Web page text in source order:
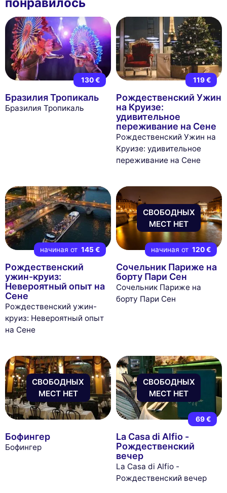
130 €
Бразилия Тропикаль
Бразилия Тропикаль
119 €
Рождественский Ужин
на Круизе:
удивительное
переживание на Сене
Рождественский Ужин на
Круизе: удивительное
переживание на Сене
начиная от 145 €
Рождественский
ужин-круиз:
Невероятный опыт на
Сене
Рождественский ужин-
круиз: Невероятный опыт
на Сене
СВОБОДНЫХ
МЕСТ НЕТ
начиная от 120 €
Сочельник Париже на
борту Пари Сен
Сочельник Париже на
борту Пари Сен
СВОБОДНЫХ
МЕСТ НЕТ
Бофингер
Бофингер
СВОБОДНЫХ
МЕСТ НЕТ
69 €
La Casa di Alfio -
Рождественский
вечер
La Casa di Alfio -
Рождественский вечер